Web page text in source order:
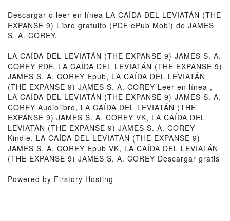
Descargar o leer en línea LA CAÍDA DEL LEVIATÁN (THE
EXPANSE 9) Libro gratuito (PDF ePub Mobi) de JAMES
S. A. COREY.
LA CAÍDA DEL LEVIATÁN (THE EXPANSE 9) JAMES S. A.
COREY PDF, LA CAÍDA DEL LEVIATÁN (THE EXPANSE 9)
JAMES S. A. COREY Epub, LA CAÍDA DEL LEVIATÁN
(THE EXPANSE 9) JAMES S. A. COREY Leer en línea ,
LA CAÍDA DEL LEVIATÁN (THE EXPANSE 9) JAMES S. A.
COREY Audiolibro, LA CAÍDA DEL LEVIATÁN (THE
EXPANSE 9) JAMES S. A. COREY VK, LA CAÍDA DEL
LEVIATÁN (THE EXPANSE 9) JAMES S. A. COREY
Kindle, LA CAÍDA DEL LEVIATÁN (THE EXPANSE 9)
JAMES S. A. COREY Epub VK, LA CAÍDA DEL LEVIATÁN
(THE EXPANSE 9) JAMES S. A. COREY Descargar gratis
Powered by Firstory Hosting